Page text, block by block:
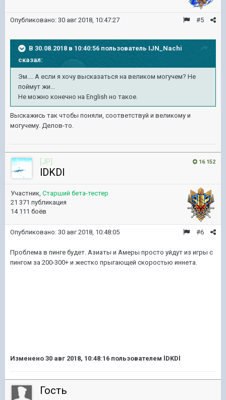
#5
Опубликовано: 30 авг 2018, 10:47:27
В 30.08.2018 в 10:40:56 пользователь IJN_Nachi
сказал:
Эм.... А если я хочу высказаться на великом могучем? Не
поймут жи...
Не можно конечно на English но такое.
Выскажись так чтобы поняли, соответствуй и великому и
могучему. Делов-то.
16 152
[JP]
lDKDl
Участник, Старший бета-тестер
21 371 публикация
14 111 боёв
#6
Опубликовано: 30 авг 2018, 10:48:05
Проблема в пинге будет. Азиаты и Амеры просто уйдут из игры с
пингом за 200-300+ и жестко прыгающей скоростью иннета.
Изменено 30 авг 2018, 10:48:16 пользователем lDKDl
Гость